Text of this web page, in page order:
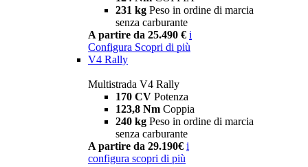
231 kg Peso in ordine di marcia
senza carburante
A partire da 25.490 € i
Configura Scopri di più
V4 Rally
Multistrada V4 Rally
170 CV Potenza
123,8 Nm Coppia
240 kg Peso in ordine di marcia
senza carburante
A partire da 29.190€ i
configura scopri di più